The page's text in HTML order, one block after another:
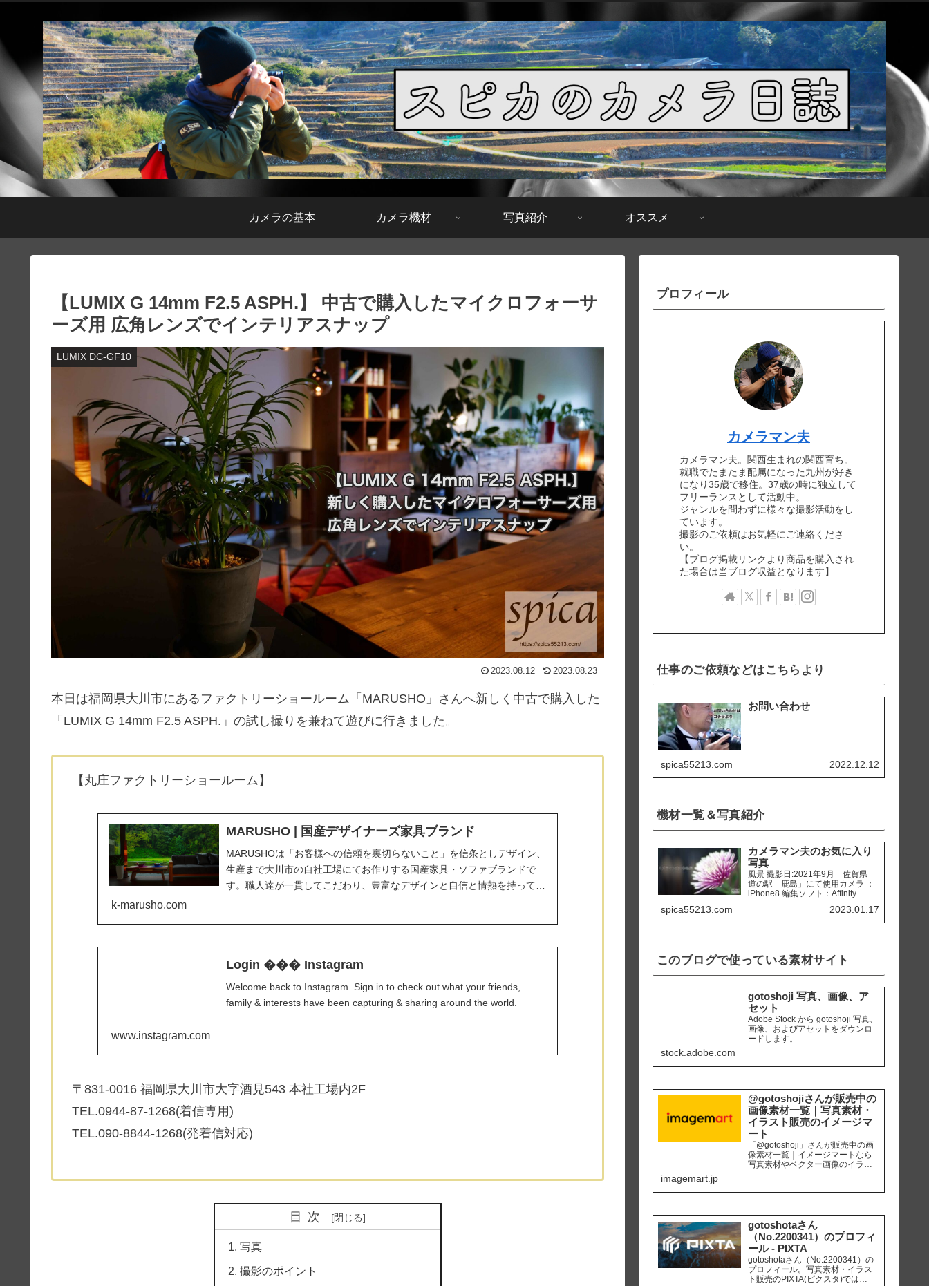
カメラの基本 カメラ機材 写真紹介 オススメ
【LUMIX G 14mm F2.5 ASPH.】 中古で購入したマイクロフォーサ
ーズ用 広角レンズでインテリアスナップ
LUMIX DC-GF10
2023.08.12 2023.08.23
本日は福岡県大川市にあるファクトリーショールーム「MARUSHO」さんへ新しく中古で購入した
「LUMIX G 14mm F2.5 ASPH.」の試し撮りを兼ねて遊びに行きました。
【丸庄ファクトリーショールーム】
MARUSHO | 国産デザイナーズ家具ブランド
MARUSHOは「お客様への信頼を裏切らないこと」を信条としデザイン、
生産まで大川市の自社工場にてお作りする国産家具・ソファブランドで
す。職人達が一貫してこだわり、豊富なデザインと自信と情熱を持って長
k-marusho.com
Login ��� Instagram
Welcome back to Instagram. Sign in to check out what your friends,
family & interests have been capturing & sharing around the world.
www.instagram.com
〒831-0016 福岡県大川市大字酒見543 本社工場内2F
TEL.0944-87-1268(着信専用)
TEL.090-8844-1268(発着信対応)
目次
写真
撮影のポイント
プロフィール
カメラマン夫
カメラマン夫。関西生まれの関西育ち。
就職でたまたま配属になった九州が好き
になり35歳で移住。37歳の時に独立して
フリーランスとして活動中。
ジャンルを問わずに様々な撮影活動をし
ています。
撮影のご依頼はお気軽にご連絡くださ
い。
【ブログ掲載リンクより商品を購入され
た場合は当ブログ収益となります】
仕事のご依頼などはこちらより
お問い合わせ
spica55213.com 2022.12.12
機材一覧＆写真紹介
カメラマン夫のお気に入り
写真
風景 撮影日:2021年9月 佐賀県
道の駅「鹿島」にて使用カメラ ：
iPhone8 編集ソフト：Affinity
天草市 「ホテルアレグリアガー
デンズ天草」にて使用カメラ ：
spica55213.com 2023.01.17
このブログで使っている素材サイト
gotoshoji 写真、画像、ア
セット
Adobe Stock から gotoshoji 写真、
画像、およびアセットをダウンロ
ードします。
stock.adobe.com
@gotoshojiさんが販売中の
画像素材一覧｜写真素材・
イラスト販売のイメージマ
ート
「@gotoshoji」さんが販売中の画
像素材一覧｜イメージマートなら
写真素材やベクター画像のイラス
購入可能です。個人、商用を問わ
イヤリティフリー画像を、広報、
販促、社内資料作り、サイト運営
等にご活用ください。
imagemart.jp
gotoshotaさん
（No.2200341）のプロフィ
ール - PIXTA
gotoshotaさん（No.2200341）の
プロフィール。写真素材・イラス
ト販売のPIXTA(ピクスタ)では